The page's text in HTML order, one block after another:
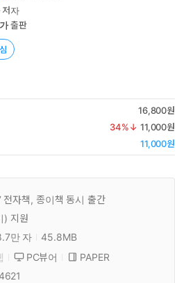
저자
출판
16,800원
34%↓ 11,000원
11,000원
전자책, 종이책 동시 출간
) 지원
만 자
45.8MB
PC뷰어
PAPER